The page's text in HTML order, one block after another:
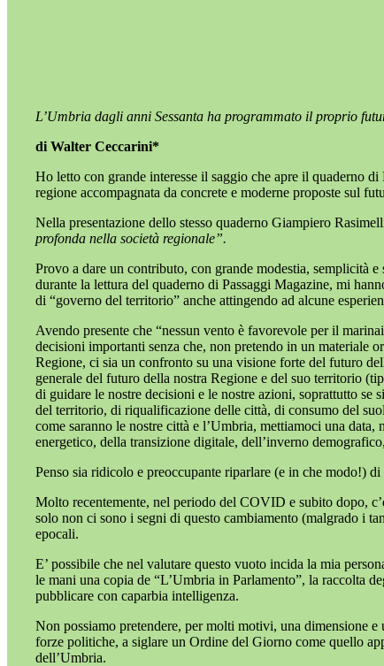
L’Umbria dagli anni Sessanta ha programmato il proprio
di Walter Ceccarini*
Ho letto con grande interesse il saggio che apre il quaderno
regione accompagnata da concrete e moderne proposte sul
Nella presentazione dello stesso quaderno Giampiero
profonda nella società regionale”.
Provo a dare un contributo, con grande modestia, semplicità
durante la lettura del quaderno di Passaggi Magazine, mi
di “governo del territorio” anche attingendo ad alcune
Avendo presente che “nessun vento è favorevole per il
decisioni importanti senza che, non pretendo in un materiale
Regione, ci sia un confronto su una visione forte del futuro
generale del futuro della nostra Regione e del suo territorio
di guidare le nostre decisioni e le nostre azioni, soprattutto
del territorio, di riqualificazione delle città, di consumo del
come saranno le nostre città e l’Umbria, mettiamoci una
energetico, della transizione digitale, dell’inverno
Penso sia ridicolo e preoccupante riparlare (e in che modo!)
Molto recentemente, nel periodo del COVID e subito dopo,
solo non ci sono i segni di questo cambiamento (malgrado i
epocali.
E’ possibile che nel valutare questo vuoto incida la mia
le mani una copia de “L’Umbria in Parlamento”, la raccolta
pubblicare con caparbia intelligenza.
Non possiamo pretendere, per molti motivi, una dimensione
forze politiche, a siglare un Ordine del Giorno come quello
dell’Umbria.